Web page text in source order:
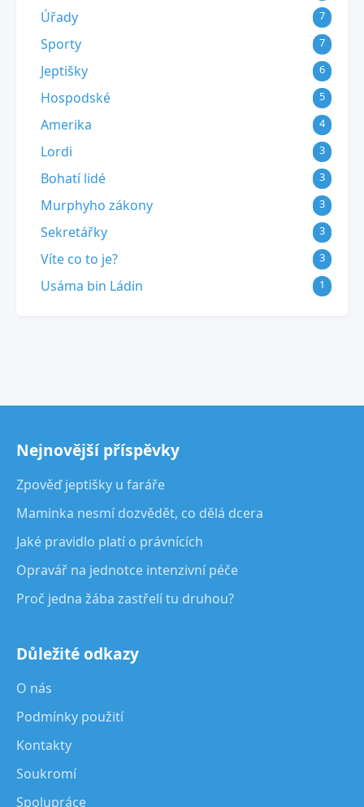
Úřady 7
Sporty 7
Jeptišky 6
Hospodské 5
Amerika 4
Lordi 3
Bohatí lidé 3
Murphyho zákony 3
Sekretářky 3
Víte co to je? 3
Usáma bin Ládin 1
Nejnovější příspěvky
Zpověď jeptišky u faráře
Maminka nesmí dozvědět, co dělá dcera
Jaké pravidlo platí o právnících
Opravář na jednotce intenzivní péče
Proč jedna žába zastřelí tu druhou?
Důležité odkazy
O nás
Podmínky použití
Kontakty
Soukromí
Spolupráce